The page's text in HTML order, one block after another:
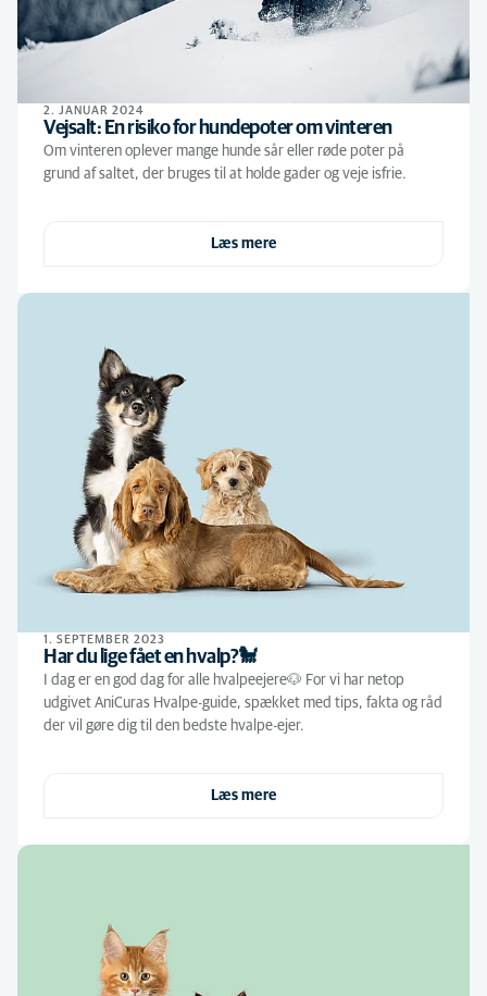
2. JANUAR 2024
Vejsalt: En risiko for hundepoter om vinteren
Om vinteren oplever mange hunde sår eller røde poter på
grund af saltet, der bruges til at holde gader og veje isfrie.
Læs mere
1. SEPTEMBER 2023
Har du lige fået en hvalp?🐩
I dag er en god dag for alle hvalpeejere🐶 For vi har netop
udgivet AniCuras Hvalpe-guide, spækket med tips, fakta og råd
der vil gøre dig til den bedste hvalpe-ejer.
Læs mere